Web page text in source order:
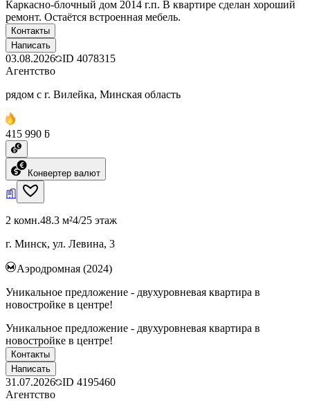
Каркасно-блочный дом 2014 г.п. В квартире сделан хороший
ремонт. Остаётся встроенная мебель.
Контакты
Написать
03.08.2026 ID 4078315
Агентство
рядом с г. Вилейка, Минская область
415 990 ƃ
Конвертер валют
2 комн.48.3 м²4/25 этаж
г. Минск, ул. Левина, 3
Аэродромная (2024)
Уникальное предложение - двухуровневая квартира в
новостройке в центре!
Уникальное предложение - двухуровневая квартира в
новостройке в центре!
Контакты
Написать
31.07.2026 ID 4195460
Агентство